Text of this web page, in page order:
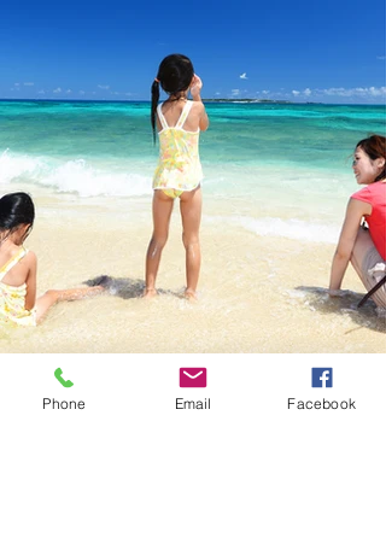
Phone Email Facebook